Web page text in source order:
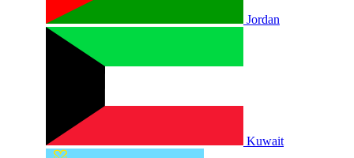
Jordan
Kuwait